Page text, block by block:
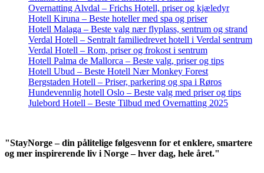
Overnatting Alvdal – Frichs Hotell, priser og kjæledyr
Hotell Kiruna – Beste hoteller med spa og priser
Hotell Malaga – Beste valg nær flyplass, sentrum og strand
Verdal Hotell – Sentralt familiedrevet hotell i Verdal sentrum
Verdal Hotell – Rom, priser og frokost i sentrum
Hotell Palma de Mallorca – Beste valg, priser og tips
Hotell Ubud – Beste Hotell Nær Monkey Forest
Bergstaden Hotell – Priser, parkering og spa i Røros
Hundevennlig hotell Oslo – Beste valg med priser og tips
Julebord Hotell – Beste Tilbud med Overnatting 2025
"StayNorge – din pålitelige følgesvenn for et enklere, smartere
og mer inspirerende liv i Norge – hver dag, hele året."